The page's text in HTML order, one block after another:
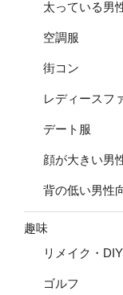
太っている男
空調服
街コン
レディースフ
デート服
顔が大きい男
背の低い男性
趣味
リメイク・DIY
ゴルフ